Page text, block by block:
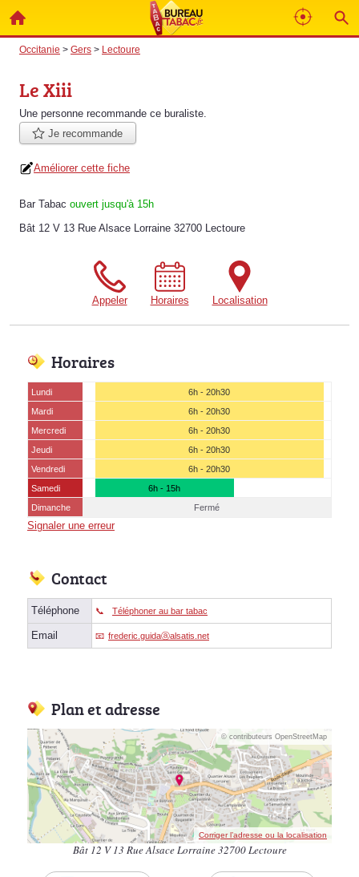
Occitanie > Gers > Lectoure
Le Xiii
Une personne recommande ce buraliste.
Je recommande
Améliorer cette fiche
Bar Tabac ouvert jusqu'à 15h
Bât 12 V 13 Rue Alsace Lorraine 32700 Lectoure
Appeler Horaires Localisation
Horaires
Lundi
6h - 20h30
Mardi
6h - 20h30
Mercredi
6h - 20h30
Jeudi
6h - 20h30
Vendredi
6h - 20h30
Samedi
6h - 15h
Dimanche
Fermé
Signaler une erreur
Contact
Téléphone Téléphoner au bar tabac
Email frederic.guidaⓐalsatis.net
Plan et adresse
© contributeurs OpenStreetMap
Corriger l’adresse ou la localisation
Bât 12 V 13 Rue Alsace Lorraine 32700 Lectoure